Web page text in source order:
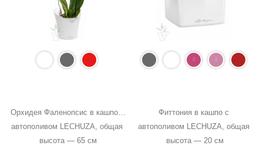
Орхидея Фаленопсис в кашпо с
автополивом LECHUZA, общая
высота — 65 см
Фиттония в кашпо с
автополивом LECHUZA, общая
высота — 20 см